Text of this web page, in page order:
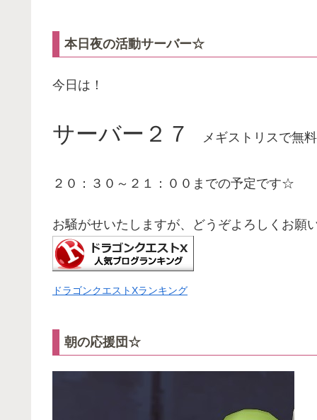
本日夜の活動サーバー☆
今日は！
サーバー２７ メギストリスで無
２０：３０～２１：００までの予定です☆
お騒がせいたしますが、どうぞよろしくお願
ドラゴンクエストXランキング
朝の応援団☆